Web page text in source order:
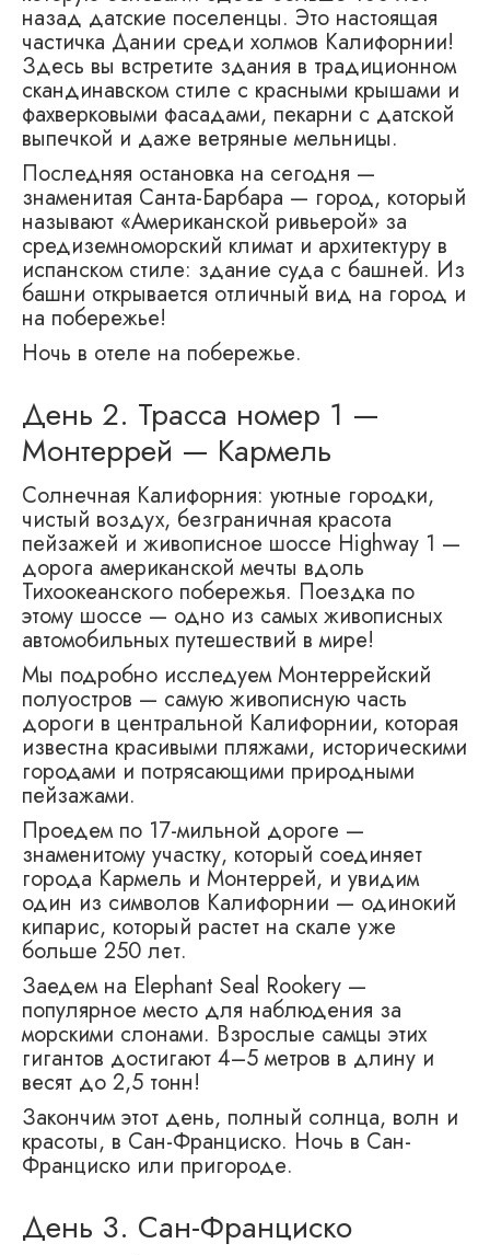
назад датские поселенцы. Это настоящая
частичка Дании среди холмов Калифорнии!
Здесь вы встретите здания в традиционном
скандинавском стиле с красными крышами и
фахверковыми фасадами, пекарни с датской
выпечкой и даже ветряные мельницы.
Последняя остановка на сегодня —
знаменитая Санта-Барбара — город, который
называют «Американской ривьерой» за
средиземноморский климат и архитектуру в
испанском стиле: здание суда с башней. Из
башни открывается отличный вид на город и
на побережье!
Ночь в отеле на побережье.
День 2. Трасса номер 1 —
Монтеррей — Кармель
Солнечная Калифорния: уютные городки,
чистый воздух, безграничная красота
пейзажей и живописное шоссе Highway 1 —
дорога американской мечты вдоль
Тихоокеанского побережья. Поездка по
этому шоссе — одно из самых живописных
автомобильных путешествий в мире!
Мы подробно исследуем Монтеррейский
полуостров — самую живописную часть
дороги в центральной Калифорнии, которая
известна красивыми пляжами, историческими
городами и потрясающими природными
пейзажами.
Проедем по 17-мильной дороге —
знаменитому участку, который соединяет
города Кармель и Монтеррей, и увидим
один из символов Калифорнии — одинокий
кипарис, который растет на скале уже
больше 250 лет.
Заедем на Elephant Seal Rookery —
популярное место для наблюдения за
морскими слонами. Взрослые самцы этих
гигантов достигают 4–5 метров в длину и
весят до 2,5 тонн!
Закончим этот день, полный солнца, волн и
красоты, в Сан-Франциско. Ночь в Сан-
Франциско или пригороде.
День 3. Сан-Франциско